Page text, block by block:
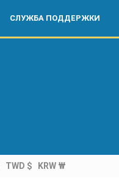
СЛУЖБА ПОДДЕРЖКИ
TWD $ KRW ₩